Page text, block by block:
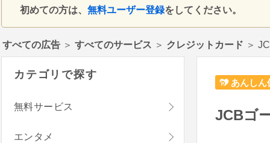
初めての方は、 無料ユーザー登録をしてください。
すべての広告 ＞ すべてのサービス ＞ クレジットカード ＞
あんしん
JCBゴ
カテゴリで探す
無料サービス
エンタメ